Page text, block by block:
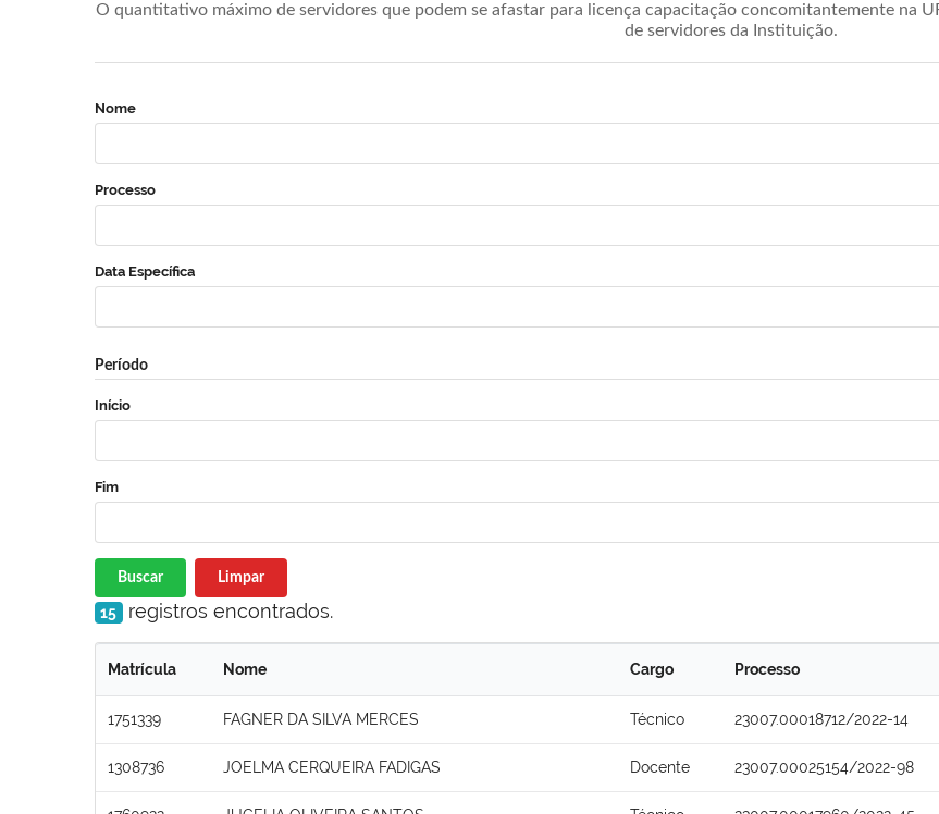
O quantitativo máximo de servidores que podem se afastar para licença capacitação concomitantemente na
de servidores da Instituição.
Nome
Processo
Data Específica
Período
Início
Fim
Buscar Limpar
15 registros encontrados.
Matrícula Nome Cargo Processo
1751339 FAGNER DA SILVA MERCES Técnico 23007.00018712/2022-14
1308736 JOELMA CERQUEIRA FADIGAS Docente 23007.00025154/2022-98